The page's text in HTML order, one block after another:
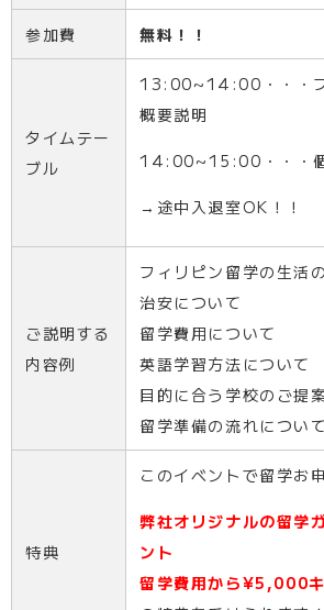
参加費 無料！！
タイムテー
ブル
13:00~14:00・・・
概要説明
14:00~15:00・・・
→途中入退室OK！！
ご説明する
内容例
フィリピン留学の生活
治安について
留学費用について
英語学習方法について
目的に合う学校のご提案
留学準備の流れについて
特典
このイベントで留学お
弊社オリジナルの留学
ント
留学費用から¥5,000